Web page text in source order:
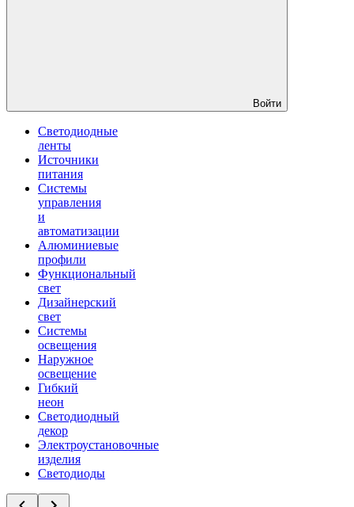
Войти
Светодиодные
ленты
Источники
питания
Системы
управления
и
автоматизации
Алюминиевые
профили
Функциональный
свет
Дизайнерский
свет
Системы
освещения
Наружное
освещение
Гибкий
неон
Светодиодный
декор
Электроустановочные
изделия
Светодиоды